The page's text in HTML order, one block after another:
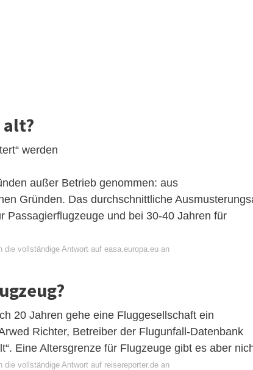
alt?
werden
außer Betrieb genommen: aus
Gründen. Das durchschnittliche
Passagierflugzeuge und bei 30-40 Jahren für
die vollständige Antwort auf easa.europa.eu an
20 Jahren gehe eine Fluggesellschaft ein
Richter, Betreiber der Flugunfall-Datenbank
Eine Altersgrenze für Flugzeuge gibt es aber
die vollständige Antwort auf reisereporter.de an